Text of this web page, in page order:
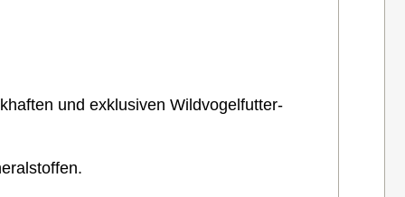
und exklusiven Wildvogelfutter-